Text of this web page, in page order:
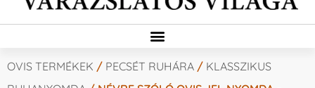
OVIS TERMÉKEK / PECSÉT RUHÁRA / KLASSZIKUS